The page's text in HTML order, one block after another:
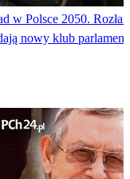
w Polsce 2050.
nowy klub